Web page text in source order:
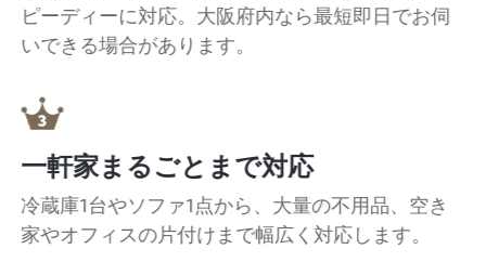
ピーディーに対応。大阪府内なら最短即日でお伺
いできる場合があります。
一軒家まるごとまで対応
冷蔵庫1台やソファ1点から、大量の不用品、空き
家やオフィスの片付けまで幅広く対応します。